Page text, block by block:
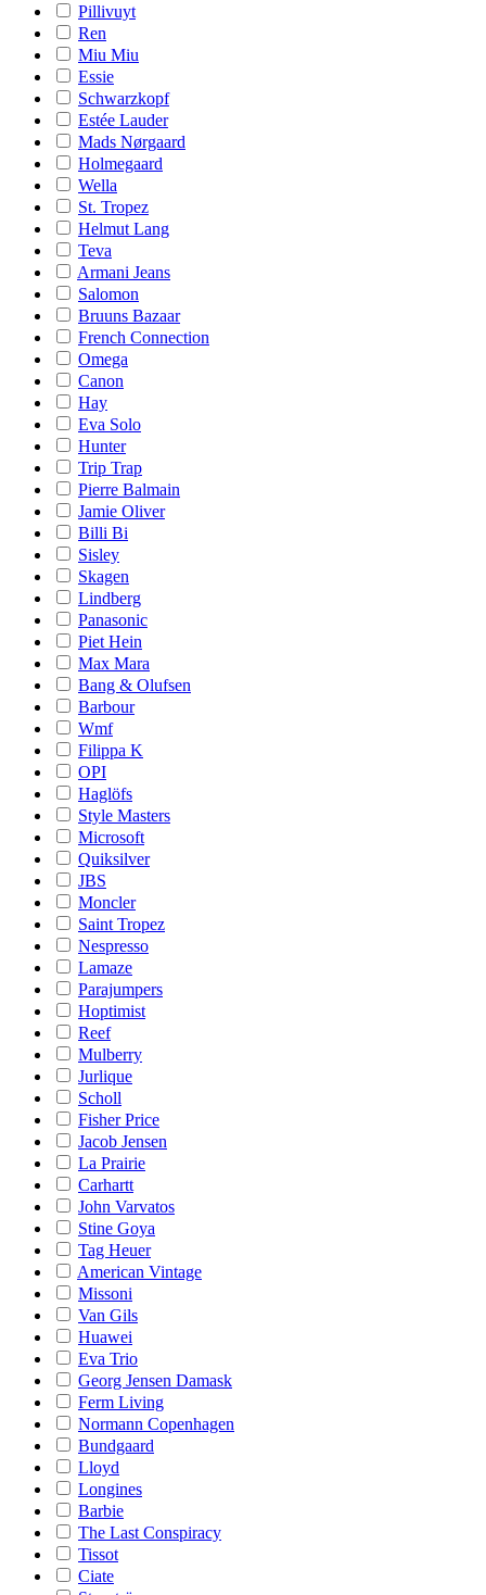
Pillivuyt
Ren
Miu Miu
Essie
Schwarzkopf
Estée Lauder
Mads Nørgaard
Holmegaard
Wella
St. Tropez
Helmut Lang
Teva
Armani Jeans
Salomon
Bruuns Bazaar
French Connection
Omega
Canon
Hay
Eva Solo
Hunter
Trip Trap
Pierre Balmain
Jamie Oliver
Billi Bi
Sisley
Skagen
Lindberg
Panasonic
Piet Hein
Max Mara
Bang & Olufsen
Barbour
Wmf
Filippa K
OPI
Haglöfs
Style Masters
Microsoft
Quiksilver
JBS
Moncler
Saint Tropez
Nespresso
Lamaze
Parajumpers
Hoptimist
Reef
Mulberry
Jurlique
Scholl
Fisher Price
Jacob Jensen
La Prairie
Carhartt
John Varvatos
Stine Goya
Tag Heuer
American Vintage
Missoni
Van Gils
Huawei
Eva Trio
Georg Jensen Damask
Ferm Living
Normann Copenhagen
Bundgaard
Lloyd
Longines
Barbie
The Last Conspiracy
Tissot
Ciate